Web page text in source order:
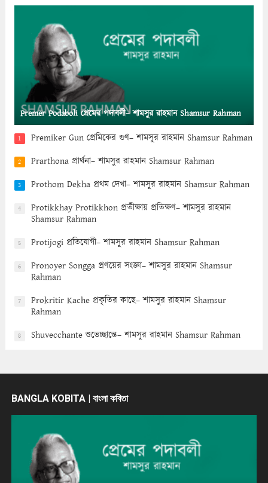
Premer Podaboli প্রেমের পদাবলী– শামসুর রাহমান Shamsur Rahman
1 Premiker Gun প্রেমিকের গুণ– শামসুর রাহমান Shamsur Rahman
2 Prarthona প্রার্থনা– শামসুর রাহমান Shamsur Rahman
3 Prothom Dekha প্রথম দেখা– শামসুর রাহমান Shamsur Rahman
4
Protikkhay Protikkhon প্রতীক্ষায় প্রতিক্ষণ– শামসুর রাহমান
Shamsur Rahman
5 Protijogi প্রতিযোগী– শামসুর রাহমান Shamsur Rahman
6
Pronoyer Songga প্রণয়ের সংজ্ঞা– শামসুর রাহমান Shamsur
Rahman
7
Prokritir Kache প্রকৃতির কাছে– শামসুর রাহমান Shamsur
Rahman
8 Shuvecchante শুভেচ্ছান্তে– শামসুর রাহমান Shamsur Rahman
BANGLA KOBITA | বাংলা কবিতা